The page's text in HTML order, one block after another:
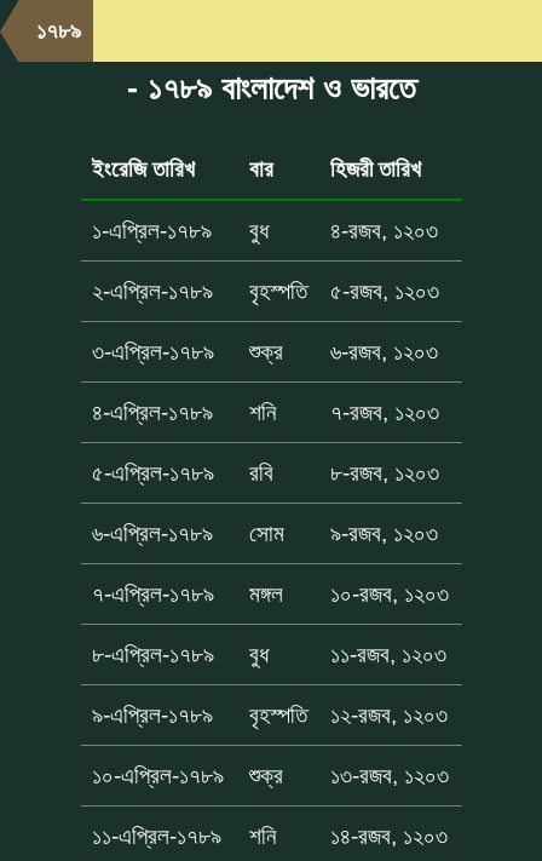
১৭৮৯
- ১৭৮৯ বাংলাদেশ ও ভারতে
ইংরেজি তারিখ বার হিজরী তারিখ
১-এপ্রিল-১৭৮৯ বুধ ৪-রজব, ১২০৩
২-এপ্রিল-১৭৮৯ বৃহস্পতি ৫-রজব, ১২০৩
৩-এপ্রিল-১৭৮৯ শুক্র ৬-রজব, ১২০৩
৪-এপ্রিল-১৭৮৯ শনি ৭-রজব, ১২০৩
৫-এপ্রিল-১৭৮৯ রবি ৮-রজব, ১২০৩
৬-এপ্রিল-১৭৮৯ সোম ৯-রজব, ১২০৩
৭-এপ্রিল-১৭৮৯ মঙ্গল ১০-রজব, ১২০৩
৮-এপ্রিল-১৭৮৯ বুধ ১১-রজব, ১২০৩
৯-এপ্রিল-১৭৮৯ বৃহস্পতি ১২-রজব, ১২০৩
১০-এপ্রিল-১৭৮৯ শুক্র ১৩-রজব, ১২০৩
১১-এপ্রিল-১৭৮৯ শনি ১৪-রজব, ১২০৩